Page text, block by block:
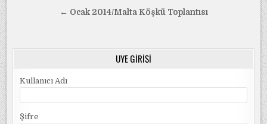
gezinmesi← Ocak 2014/Malta Köşkü Toplantısı
ÜYE GIRIŞI
Kullanıcı Adı
Şifre